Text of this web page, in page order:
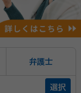
弁護士
選択